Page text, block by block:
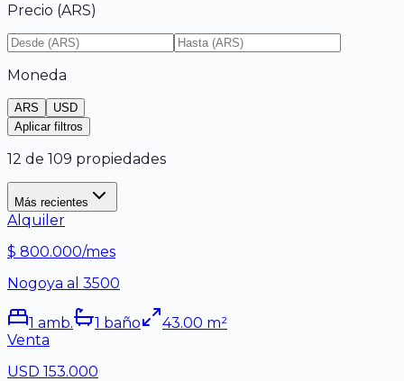
Precio (ARS)
Moneda
ARS
USD
Aplicar filtros
12 de 109 propiedades
Más recientes
Alquiler
$ 800.000/mes
Nogoya al 3500
1 amb. 1 baño 43.00 m²
Venta
USD 153.000